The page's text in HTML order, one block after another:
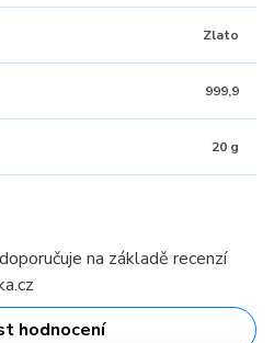
Zlato
999,9
20 g
na základě recenzí
hodnocení